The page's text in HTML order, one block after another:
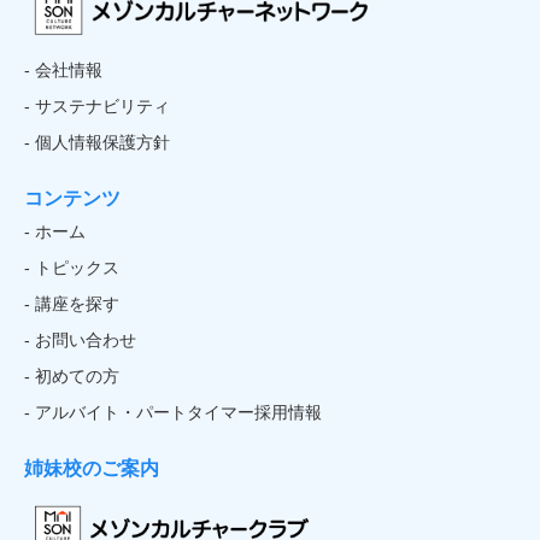
- 会社情報
- サステナビリティ
- 個人情報保護方針
コンテンツ
- ホーム
- トピックス
- 講座を探す
- お問い合わせ
- 初めての方
- アルバイト・パートタイマー採用情報
姉妹校のご案内